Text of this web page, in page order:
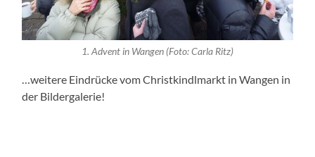
1. Advent in Wangen (Foto: Carla Ritz)
…weitere Eindrücke vom Christkindlmarkt in Wangen in
der Bildergalerie!